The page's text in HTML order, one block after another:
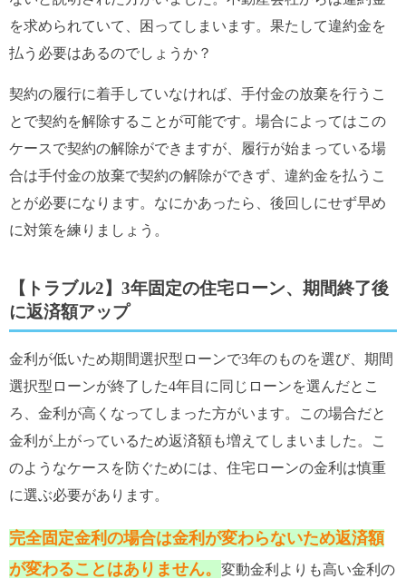
を求められていて、困ってしまいます。果たして違約金を
払う必要はあるのでしょうか？
契約の履行に着手していなければ、手付金の放棄を行うこ
とで契約を解除することが可能です。場合によってはこの
ケースで契約の解除ができますが、履行が始まっている場
合は手付金の放棄で契約の解除ができず、違約金を払うこ
とが必要になります。なにかあったら、後回しにせず早め
に対策を練りましょう。
【トラブル2】3年固定の住宅ローン、期間終了後
に返済額アップ
金利が低いため期間選択型ローンで3年のものを選び、期間
選択型ローンが終了した4年目に同じローンを選んだとこ
ろ、金利が高くなってしまった方がいます。この場合だと
金利が上がっているため返済額も増えてしまいました。こ
のようなケースを防ぐためには、住宅ローンの金利は慎重
に選ぶ必要があります。
完全固定金利の場合は金利が変わらないため返済額
が変わることはありません。 変動金利よりも高い金利の